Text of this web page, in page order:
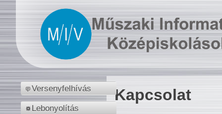
Versenyfelhívás
Lebonyolítás
Kapcsolat